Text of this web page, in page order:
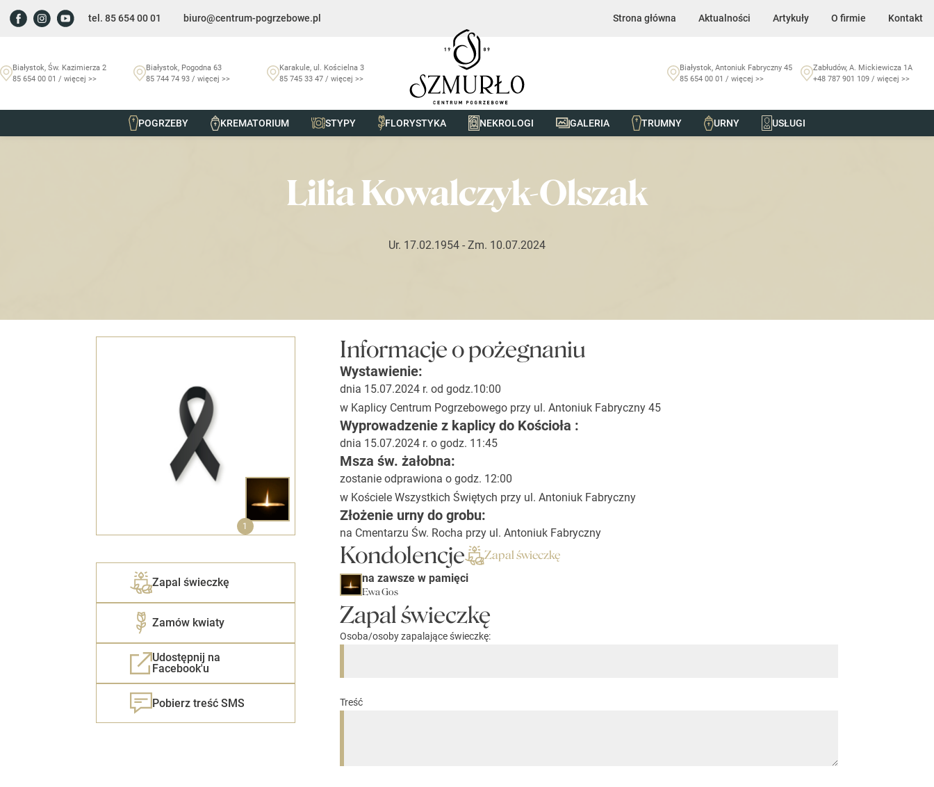
tel. 85 654 00 01 biuro@centrum-pogrzebowe.pl Strona główna Aktualności Artykuły O firmie Kontakt
Białystok, Św. Kazimierza 2
85 654 00 01 / więcej >>
Białystok, Pogodna 63
85 744 74 93 / więcej >>
Karakule, ul. Kościelna 3
85 745 33 47 / więcej >>
Białystok, Antoniuk Fabryczny 45
85 654 00 01 / więcej >>
Zabłudów, A. Mickiewicza 1A
+48 787 901 109 / więcej >>
POGRZEBY KREMATORIUM STYPY FLORYSTYKA NEKROLOGI GALERIA TRUMNY URNY USŁUGI
Szmurło Centrum Pogrzebowe /Nekrologi Lilia Kowalczyk-Olszak
Lilia Kowalczyk-Olszak
Ur. 17.02.1954 - Zm. 10.07.2024
1
Zapal świeczkę
Zamów kwiaty
Udostępnij na
Facebook'u
Pobierz treść SMS
Informacje o pożegnaniu
Wystawienie:
dnia 15.07.2024 r. od godz.10:00
w Kaplicy Centrum Pogrzebowego przy ul. Antoniuk Fabryczny 45
Wyprowadzenie z kaplicy do Kościoła :
dnia 15.07.2024 r. o godz. 11:45
Msza św. żałobna:
zostanie odprawiona o godz. 12:00
w Kościele Wszystkich Świętych przy ul. Antoniuk Fabryczny
Złożenie urny do grobu:
na Cmentarzu Św. Rocha przy ul. Antoniuk Fabryczny
Kondolencje
Zapal świeczkę
na zawsze w pamięci
Ewa Gos
Zapal świeczkę
Osoba/osoby zapalające świeczkę:
Treść